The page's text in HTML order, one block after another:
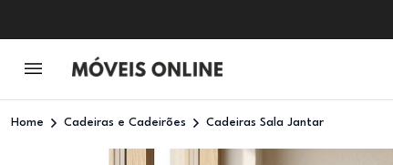
Home Cadeiras e Cadeirões Cadeiras Sala Jantar